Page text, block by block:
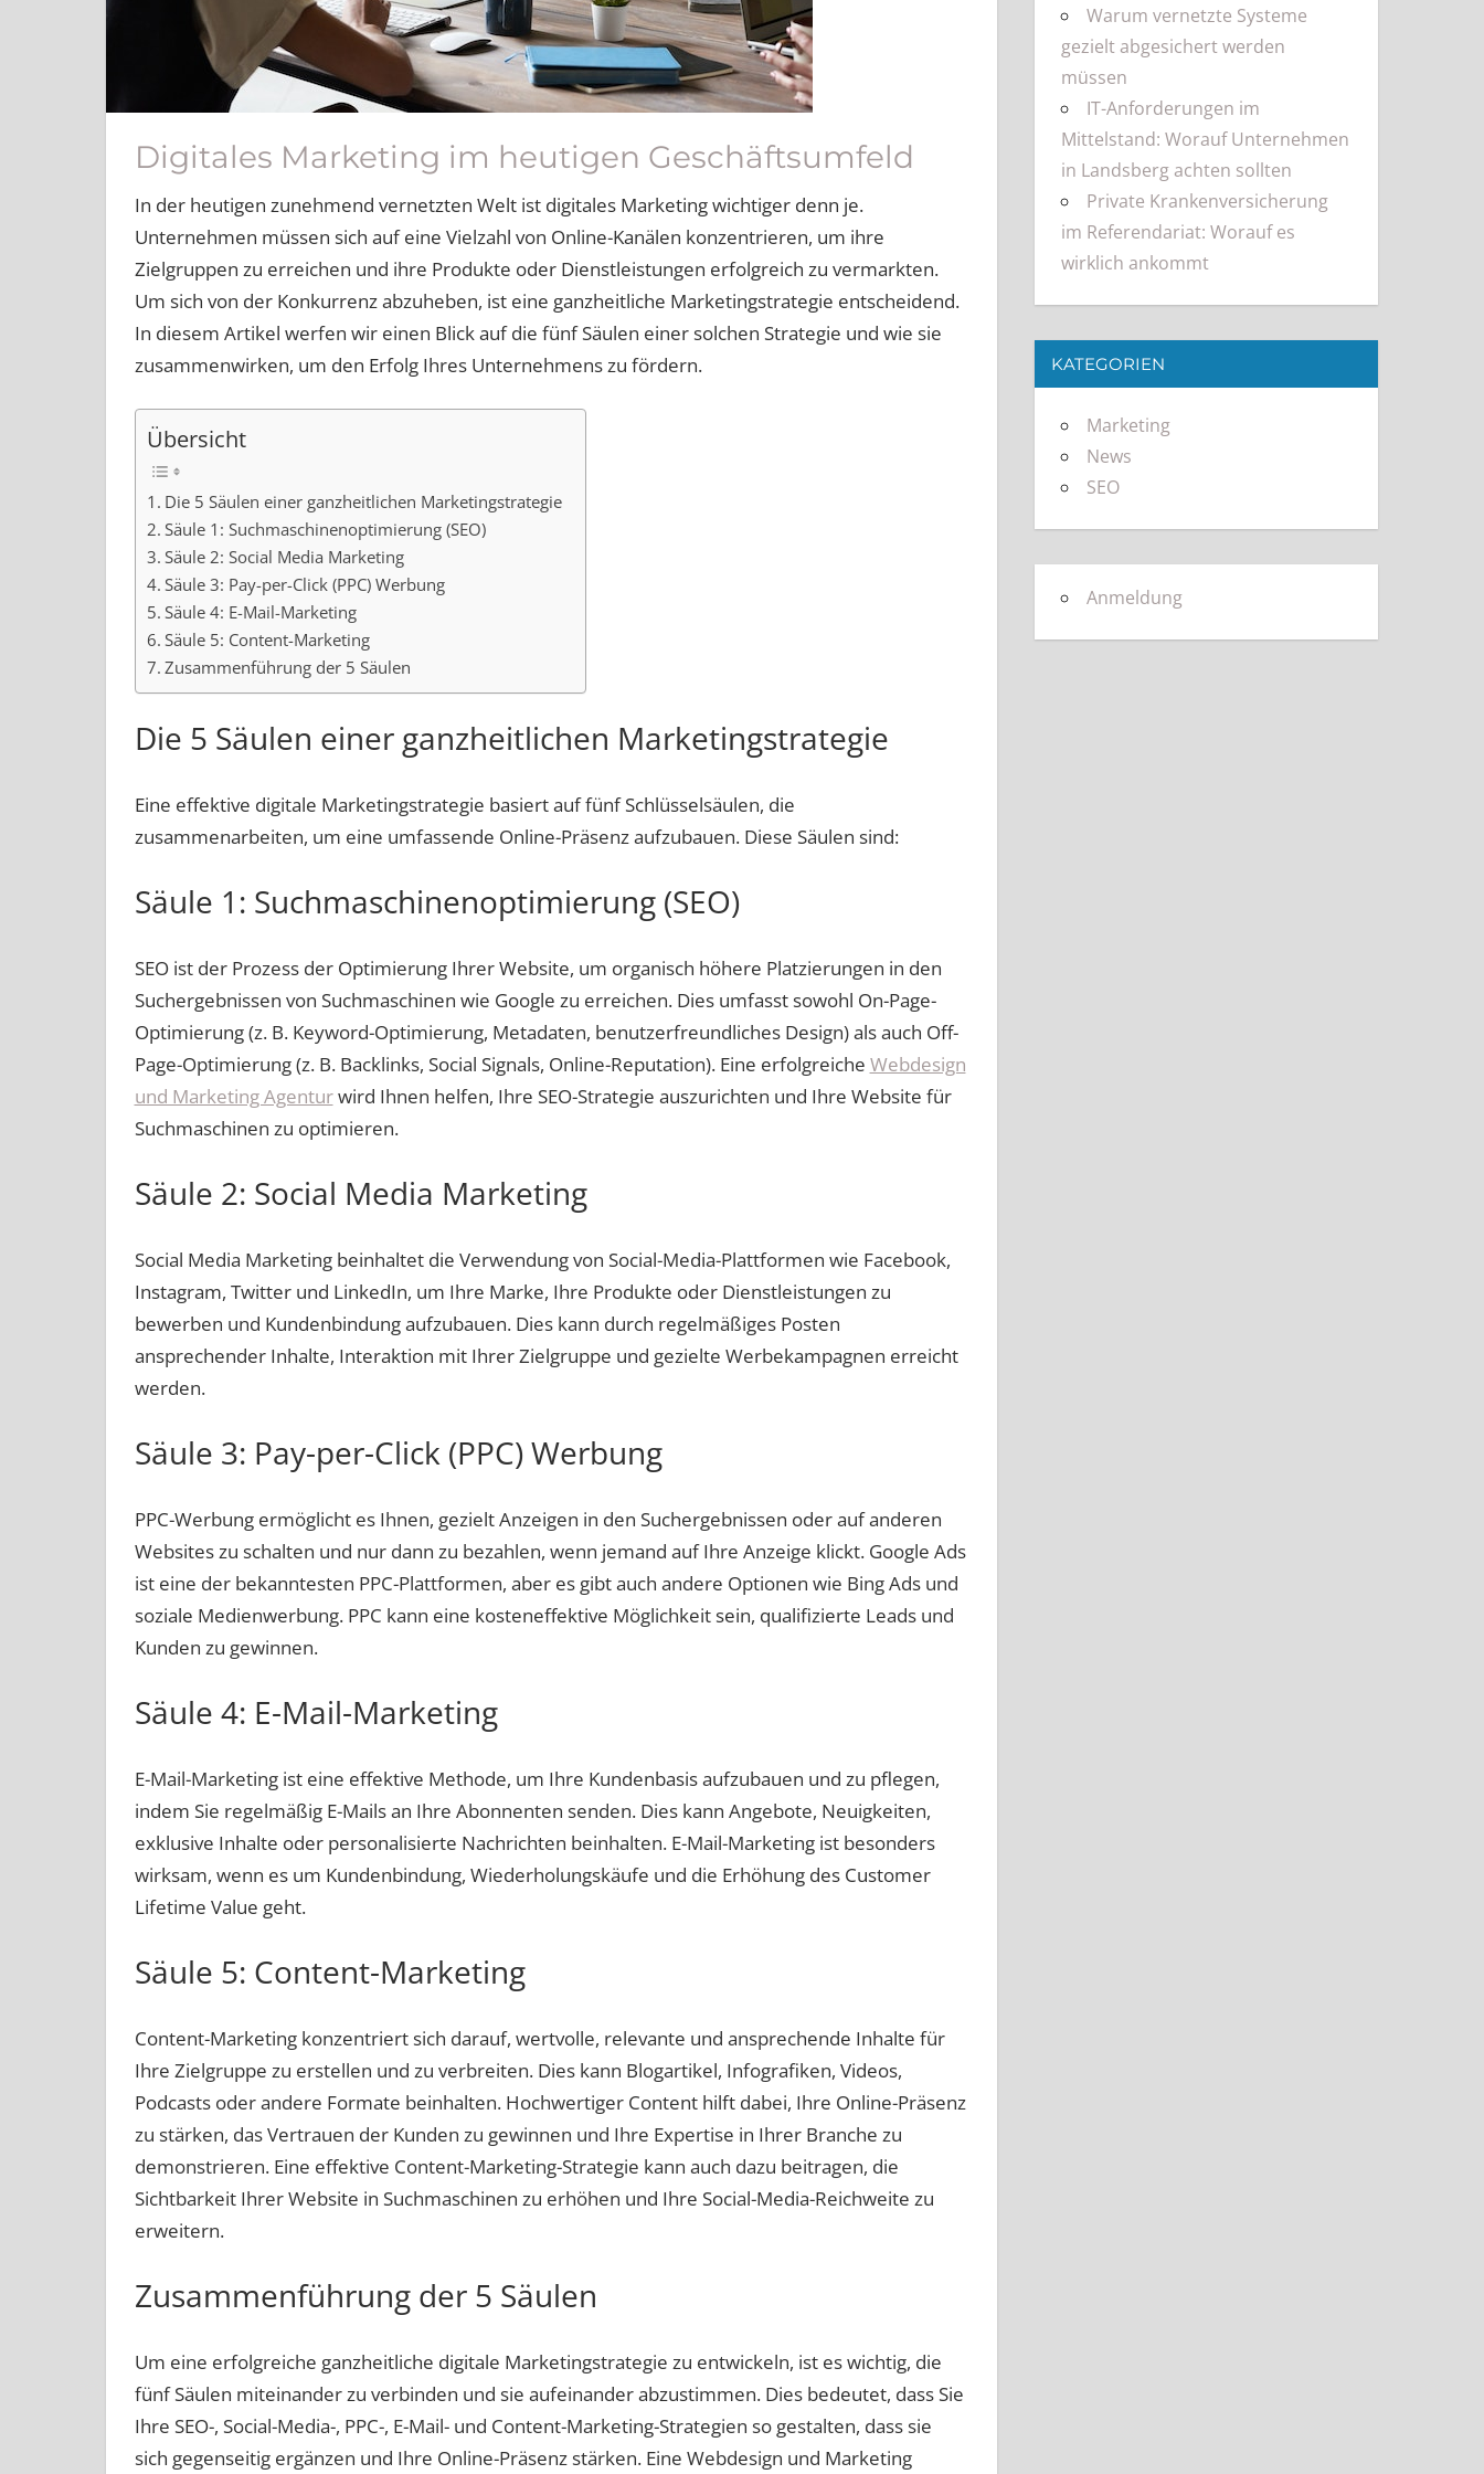
Digitales Marketing im heutigen Geschäftsumfeld
In der heutigen zunehmend vernetzten Welt ist digitales Marketing wichtiger denn je.
Unternehmen müssen sich auf eine Vielzahl von Online-Kanälen konzentrieren, um ihre
Zielgruppen zu erreichen und ihre Produkte oder Dienstleistungen erfolgreich zu vermarkten.
Um sich von der Konkurrenz abzuheben, ist eine ganzheitliche Marketingstrategie entscheidend.
In diesem Artikel werfen wir einen Blick auf die fünf Säulen einer solchen Strategie und wie sie
zusammenwirken, um den Erfolg Ihres Unternehmens zu fördern.
Übersicht
Die 5 Säulen einer ganzheitlichen Marketingstrategie
Säule 1: Suchmaschinenoptimierung (SEO)
Säule 2: Social Media Marketing
Säule 3: Pay-per-Click (PPC) Werbung
Säule 4: E-Mail-Marketing
Säule 5: Content-Marketing
Zusammenführung der 5 Säulen
Die 5 Säulen einer ganzheitlichen Marketingstrategie
Eine effektive digitale Marketingstrategie basiert auf fünf Schlüsselsäulen, die
zusammenarbeiten, um eine umfassende Online-Präsenz aufzubauen. Diese Säulen sind:
Säule 1: Suchmaschinenoptimierung (SEO)
SEO ist der Prozess der Optimierung Ihrer Website, um organisch höhere Platzierungen in den
Suchergebnissen von Suchmaschinen wie Google zu erreichen. Dies umfasst sowohl On-Page-
Optimierung (z. B. Keyword-Optimierung, Metadaten, benutzerfreundliches Design) als auch Off-
Page-Optimierung (z. B. Backlinks, Social Signals, Online-Reputation). Eine erfolgreiche Webdesign
und Marketing Agenturwird Ihnen helfen, Ihre SEO-Strategie auszurichten und Ihre Website für
Suchmaschinen zu optimieren.
Säule 2: Social Media Marketing
Social Media Marketing beinhaltet die Verwendung von Social-Media-Plattformen wie Facebook,
Instagram, Twitter und LinkedIn, um Ihre Marke, Ihre Produkte oder Dienstleistungen zu
bewerben und Kundenbindung aufzubauen. Dies kann durch regelmäßiges Posten
ansprechender Inhalte, Interaktion mit Ihrer Zielgruppe und gezielte Werbekampagnen erreicht
werden.
Säule 3: Pay-per-Click (PPC) Werbung
PPC-Werbung ermöglicht es Ihnen, gezielt Anzeigen in den Suchergebnissen oder auf anderen
Websites zu schalten und nur dann zu bezahlen, wenn jemand auf Ihre Anzeige klickt. Google Ads
ist eine der bekanntesten PPC-Plattformen, aber es gibt auch andere Optionen wie Bing Ads und
soziale Medienwerbung. PPC kann eine kosteneffektive Möglichkeit sein, qualifizierte Leads und
Kunden zu gewinnen.
Säule 4: E-Mail-Marketing
E-Mail-Marketing ist eine effektive Methode, um Ihre Kundenbasis aufzubauen und zu pflegen,
indem Sie regelmäßig E-Mails an Ihre Abonnenten senden. Dies kann Angebote, Neuigkeiten,
exklusive Inhalte oder personalisierte Nachrichten beinhalten. E-Mail-Marketing ist besonders
wirksam, wenn es um Kundenbindung, Wiederholungskäufe und die Erhöhung des Customer
Lifetime Value geht.
Säule 5: Content-Marketing
Content-Marketing konzentriert sich darauf, wertvolle, relevante und ansprechende Inhalte für
Ihre Zielgruppe zu erstellen und zu verbreiten. Dies kann Blogartikel, Infografiken, Videos,
Podcasts oder andere Formate beinhalten. Hochwertiger Content hilft dabei, Ihre Online-Präsenz
zu stärken, das Vertrauen der Kunden zu gewinnen und Ihre Expertise in Ihrer Branche zu
demonstrieren. Eine effektive Content-Marketing-Strategie kann auch dazu beitragen, die
Sichtbarkeit Ihrer Website in Suchmaschinen zu erhöhen und Ihre Social-Media-Reichweite zu
erweitern.
Zusammenführung der 5 Säulen
Um eine erfolgreiche ganzheitliche digitale Marketingstrategie zu entwickeln, ist es wichtig, die
fünf Säulen miteinander zu verbinden und sie aufeinander abzustimmen. Dies bedeutet, dass Sie
Ihre SEO-, Social-Media-, PPC-, E-Mail- und Content-Marketing-Strategien so gestalten, dass sie
sich gegenseitig ergänzen und Ihre Online-Präsenz stärken. Eine Webdesign und Marketing
Warum vernetzte Systeme
gezielt abgesichert werden
müssen
IT-Anforderungen im
Mittelstand: Worauf Unternehmen
in Landsberg achten sollten
Private Krankenversicherung
im Referendariat: Worauf es
wirklich ankommt
KATEGORIEN
Marketing
News
SEO
Anmeldung